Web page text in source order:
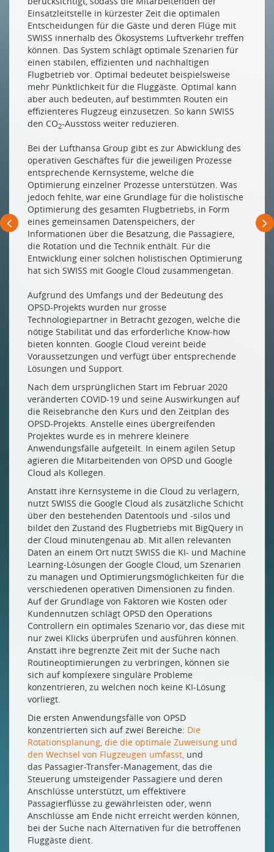
Einsatzleitstelle in kürzester Zeit die optimalen
Entscheidungen für die Gäste und deren Flüge mit
SWISS innerhalb des Ökosystems Luftverkehr treffen
können. Das System schlägt optimale Szenarien für
einen stabilen, effizienten und nachhaltigen
Flugbetrieb vor. Optimal bedeutet beispielsweise
mehr Pünktlichkeit für die Fluggäste. Optimal kann
aber auch bedeuten, auf bestimmten Routen ein
effizienteres Flugzeug einzusetzen. So kann SWISS
den CO2-Ausstoss weiter reduzieren.
Bei der Lufthansa Group gibt es zur Abwicklung des
operativen Geschäftes für die jeweiligen Prozesse
entsprechende Kernsysteme, welche die
Optimierung einzelner Prozesse unterstützen. Was
jedoch fehlte, war eine Grundlage für die holistische
Optimierung des gesamten Flugbetriebs, in Form
eines gemeinsamen Datenspeichers, der
Informationen über die Besatzung, die Passagiere,
die Rotation und die Technik enthält. Für die
Entwicklung einer solchen holistischen Optimierung
hat sich SWISS mit Google Cloud zusammengetan.
Aufgrund des Umfangs und der Bedeutung des
OPSD-Projekts wurden nur grosse
Technologiepartner in Betracht gezogen, welche die
nötige Stabilität und das erforderliche Know-how
bieten konnten. Google Cloud vereint beide
Voraussetzungen und verfügt über entsprechende
Lösungen und Support.
Nach dem ursprünglichen Start im Februar 2020
veränderten COVID-19 und seine Auswirkungen auf
die Reisebranche den Kurs und den Zeitplan des
OPSD-Projekts. Anstelle eines übergreifenden
Projektes wurde es in mehrere kleinere
Anwendungsfälle aufgeteilt. In einem agilen Setup
agieren die Mitarbeitenden von OPSD und Google
Cloud als Kollegen.
Anstatt ihre Kernsysteme in die Cloud zu verlagern,
nutzt SWISS die Google Cloud als zusätzliche Schicht
über den bestehenden Datentools und -silos und
bildet den Zustand des Flugbetriebs mit BigQuery in
der Cloud minutengenau ab. Mit allen relevanten
Daten an einem Ort nutzt SWISS die KI- und Machine
Learning-Lösungen der Google Cloud, um Szenarien
zu managen und Optimierungsmöglichkeiten für die
verschiedenen operativen Dimensionen zu finden.
Auf der Grundlage von Faktoren wie Kosten oder
Kundennutzen schlägt OPSD den Operations
Controllern ein optimales Szenario vor, das diese mit
nur zwei Klicks überprüfen und ausführen können.
Anstatt ihre begrenzte Zeit mit der Suche nach
Routineoptimierungen zu verbringen, können sie
sich auf komplexere singuläre Probleme
konzentrieren, zu welchen noch keine KI-Lösung
vorliegt.
Die ersten Anwendungsfälle von OPSD
konzentrierten sich auf zwei Bereiche: Die
Rotationsplanung, die die optimale Zuweisung und
den Wechsel von Flugzeugen umfasst, und
das Passagier-Transfer-Management, das die
Steuerung umsteigender Passagiere und deren
Anschlüsse unterstützt, um effektivere
Passagierflüsse zu gewährleisten oder, wenn
Anschlüsse am Ende nicht erreicht werden können,
bei der Suche nach Alternativen für die betroffenen
Fluggäste dient.